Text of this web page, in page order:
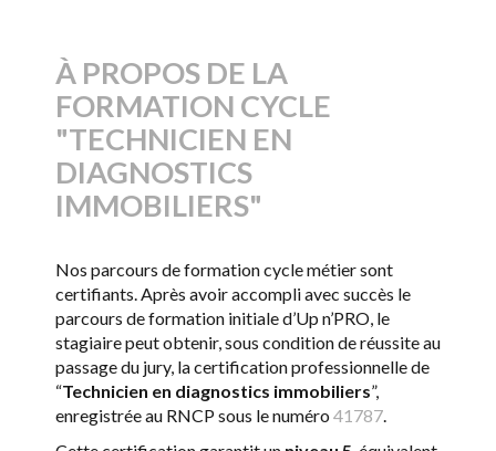
À PROPOS DE LA
FORMATION CYCLE
"TECHNICIEN EN
DIAGNOSTICS
IMMOBILIERS"
Nos parcours de formation cycle métier sont
certifiants. Après avoir accompli avec succès le
parcours de formation initiale d’Up n’PRO, le
stagiaire peut obtenir, sous condition de réussite au
passage du jury, la certification professionnelle de
“Technicien en diagnostics immobiliers”,
enregistrée au RNCP sous le numéro 41787